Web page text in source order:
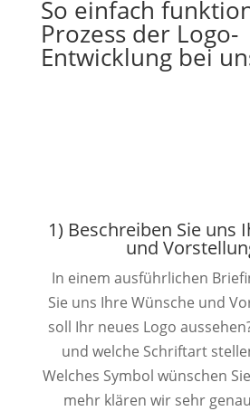
So einfach
Prozess der Logo-
Entwicklung bei
1) Beschreiben Sie uns
und
In einem ausführlichen
Sie uns Ihre Wünsche und
soll Ihr neues Logo
und welche Schriftart
Welches Symbol wünschen
mehr klären wir sehr